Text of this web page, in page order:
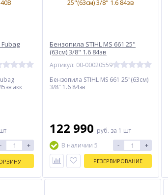
акк
- +
Бензопила STIHL MS 661 25"
(63см) 3/8" 1.6 84зв
Артикул: 00-00020559
Бензопила STIHL MS 661 25"(63см)
3/8" 1.6 84зв
122 990 руб. за 1 шт
В наличии 5
- +
РЕЗЕРВИРОВАНИЕ